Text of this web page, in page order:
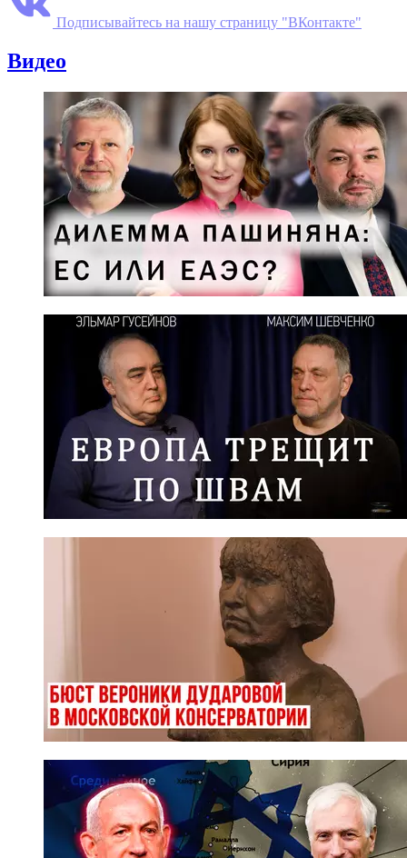
Подписывайтесь на нашу страницу "ВКонтакте"
Видео